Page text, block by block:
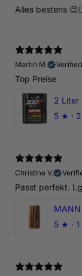
Alles bestens
Martin M.
Top Preise
5 ★ ·
Christine V.
Passt perfekt. Lg
5 ★ ·